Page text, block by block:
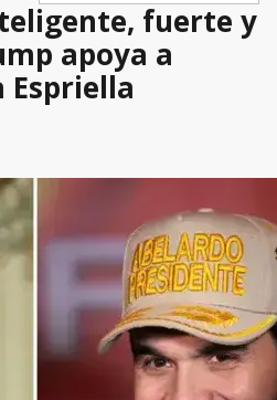
fuerte y
apoya a
Espriella